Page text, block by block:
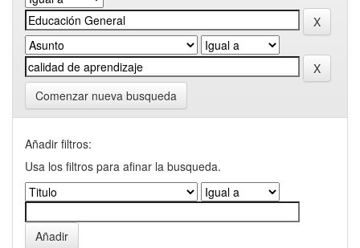
Comenzar nueva busqueda
Añadir filtros:
Usa los filtros para afinar la busqueda.